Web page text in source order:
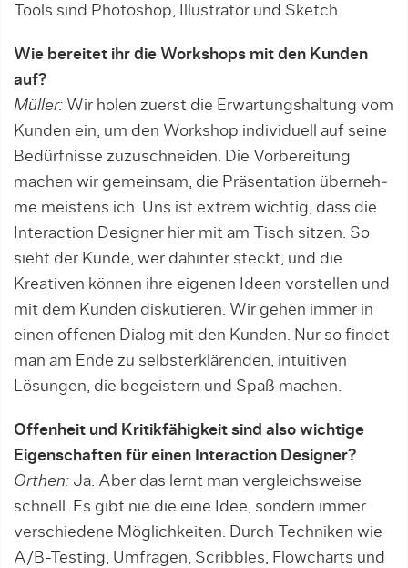
Tools sind Photoshop, Illustrator und Sketch.
Wie bereitet ihr die Workshops mit den Kunden
auf?
Müller: Wir holen zuerst die Erwartungshaltung vom
Kunden ein, um den Work­shop individuell auf seine
Bedürfnisse zuzuschneiden. Die Vorbereitung
machen wir gemeinsam, die Präsentation überneh­
me meistens ich. Uns ist extrem wichtig, dass die
Interaction Designer hier mit am Tisch sitzen. So
sieht der Kunde, wer dahinter steckt, und die
Kreativen können ihre eigenen Ideen vorstellen und
mit dem Kunden diskutieren. Wir gehen immer in
einen offenen Dialog mit den Kunden. Nur so findet
man am Ende zu selbsterklärenden, intuitiven
Lösungen, die begeistern und Spaß machen.
Offenheit und Kritikfähigkeit sind also wichtige
Eigenschaften für einen Interaction Designer?
Orthen: Ja. Aber das lernt man vergleichsweise
schnell. Es gibt nie die eine Idee, son­dern immer
verschiedene Möglichkei­ten. Durch Techniken wie
A/B-Testing, Umfragen, Scribbles, Flowcharts und